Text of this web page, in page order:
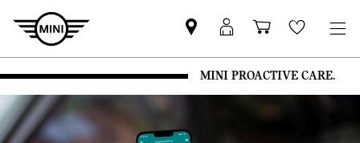
Pesquisar
parceiro
MINI
Iniciar
sessão
MyMini
Carrinho
de
compras
Wishlist
MINI PROACTIVE CARE.